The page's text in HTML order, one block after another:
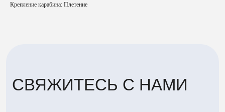
Крепление карабина: Плетение
Телефон
Адрес
г. Жуковский